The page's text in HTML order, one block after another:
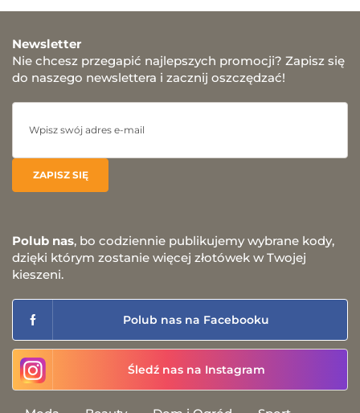
Newsletter
Nie chcesz przegapić najlepszych promocji? Zapisz się
do naszego newslettera i zacznij oszczędzać!
Polub nas, bo codziennie publikujemy wybrane kody,
dzięki którym zostanie więcej złotówek w Twojej
kieszeni.
Polub nas na Facebooku
Śledź nas na Instagram